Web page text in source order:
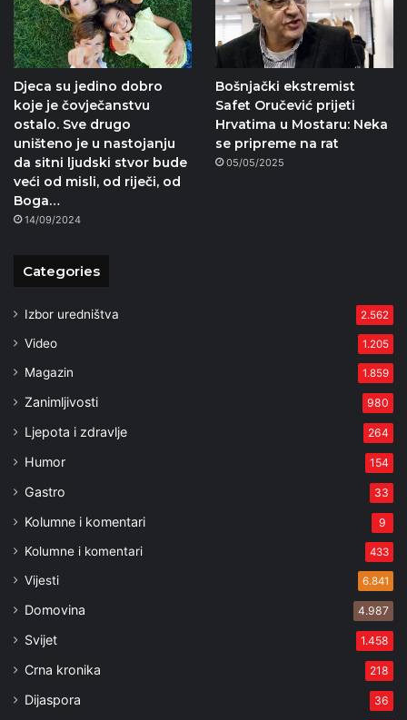
Djeca su jedino dobro
koje je čovječanstvu
ostalo. Sve drugo
uništeno je u nastojanju
da sitni ljudski stvor bude
veći od misli, od riječi, od
Boga…
14/09/2024
Bošnjački ekstremist
Safet Oručević prijeti
Hrvatima u Mostaru: Neka
se pripreme na rat
05/05/2025
Categories
Izbor uredništva 2.562
Video 1.205
Magazin 1.859
Zanimljivosti 980
Ljepota i zdravlje 264
Humor 154
Gastro 33
Kolumne i komentari 9
Kolumne i komentari 433
Vijesti 6.841
Domovina 4.987
Svijet 1.458
Crna kronika 218
Dijaspora 36